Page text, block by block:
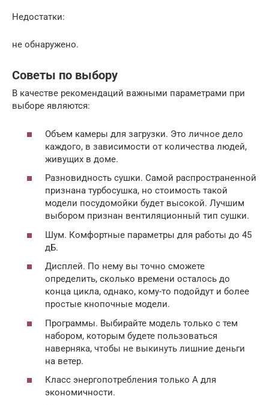
Недостатки:
не обнаружено.
Советы по выбору
В качестве рекомендаций важными параметрами при
выборе являются:
Объем камеры для загрузки. Это личное дело
каждого, в зависимости от количества людей,
живущих в доме.
Разновидность сушки. Самой распространенной
признана турбосушка, но стоимость такой
модели посудомойки будет высокой. Лучшим
выбором признан вентиляционный тип сушки.
Шум. Комфортные параметры для работы до 45
дБ.
Дисплей. По нему вы точно сможете
определить, сколько времени осталось до
конца цикла, однако, кому-то подойдут и более
простые кнопочные модели.
Программы. Выбирайте модель только с тем
набором, которым будете пользоваться
наверняка, чтобы не выкинуть лишние деньги
на ветер.
Класс энергопотребления только А для
экономичности.